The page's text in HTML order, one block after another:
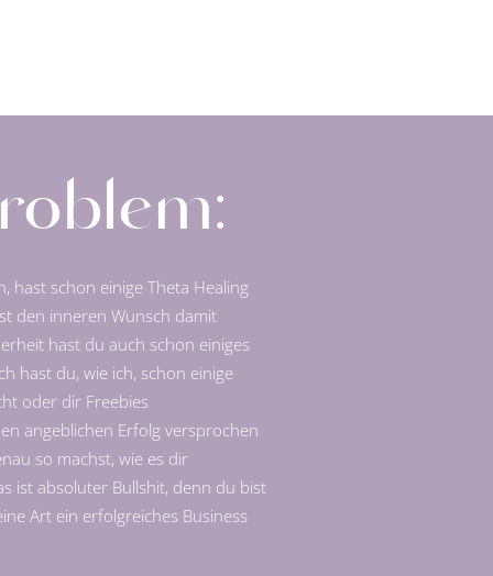
hast schon einige Theta Healing
den inneren Wunsch damit
hast du auch schon einiges
hast du, wie ich, schon einige
oder dir Freebies
angeblichen Erfolg versprochen
so machst, wie es dir
ist absoluter Bullshit, denn du bist
Art ein erfolgreiches Business